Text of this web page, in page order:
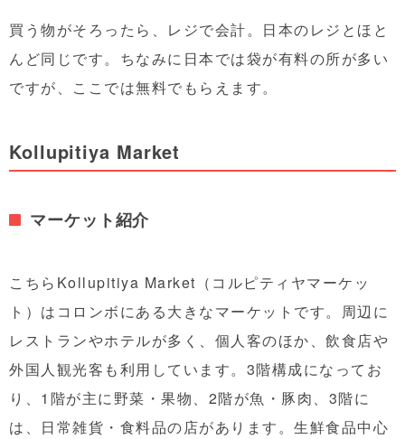
買う物がそろったら、レジで会計。日本のレジとほと
んど同じです。ちなみに日本では袋が有料の所が多い
ですが、ここでは無料でもらえます。
Kollupitiya Market
マーケット紹介
こちらKollupitiya Market（コルピティヤマーケッ
ト）はコロンボにある大きなマーケットです。周辺に
レストランやホテルが多く、個人客のほか、飲食店や
外国人観光客も利用しています。3階構成になってお
り、1階が主に野菜・果物、2階が魚・豚肉、3階に
は、日常雑貨・食料品の店があります。生鮮食品中心